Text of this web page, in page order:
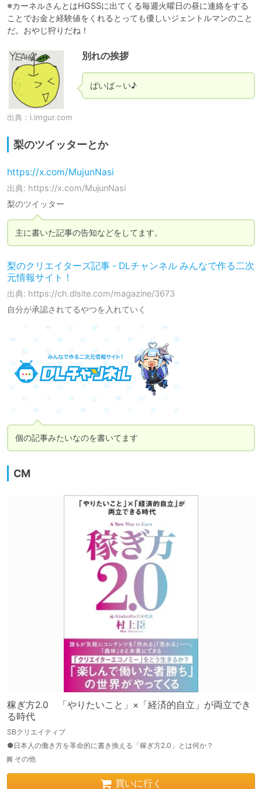
※カーネルさんとはHGSSに出てくる毎週火曜日の昼に連絡をする
ことでお金と経験値をくれるとっても優しいジェントルマンのこと
だ。おやじ狩りだね！
出典： i.imgur.com
別れの挨拶
ばいば～い♪
梨のツイッターとか
https://x.com/MujunNasi
出典: https://x.com/MujunNasi
梨のツイッター
主に書いた記事の告知などをしてます。
梨のクリエイターズ記事 - DLチャンネル みんなで作る二次
元情報サイト！
出典: https://ch.dlsite.com/magazine/3673
自分が承認されてるやつを入れていく
個の記事みたいなのを書いてます
CM
稼ぎ方2.0 「やりたいこと」×「経済的自立」が両立でき
る時代
SBクリエイティブ
●日本人の働き方を革命的に書き換える「稼ぎ方2.0」とは何か？
その他
買いに行く